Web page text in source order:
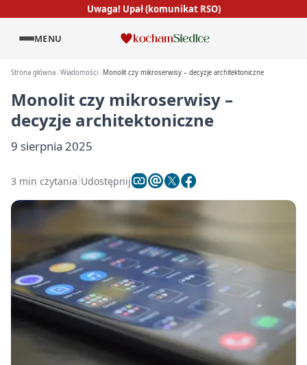
Uwaga! Upał (komunikat RSO)
MENU
Strona główna Wiadomości Monolit czy mikroserwisy – decyzje architektoniczne
Monolit czy mikroserwisy –
decyzje architektoniczne
9 sierpnia 2025
3 min czytania Udostępnij